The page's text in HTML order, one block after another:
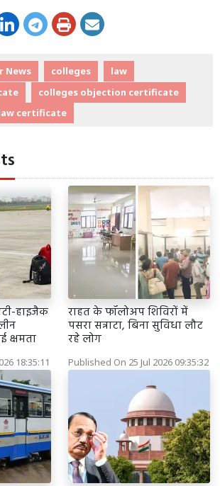
News colleges
law
colleges objection certificate
certificate
हाइजैक
क्षमता
18:35:11
राहत के फॉलोअप शिविरों में
पसरा सन्नाटा, बिना सुविधा लौट
रहे लोग
Published On 25 Jul 2026 09:35:32